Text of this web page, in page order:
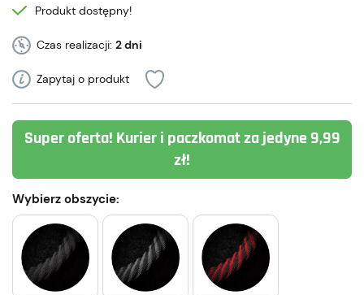
Produkt dostępny!
Czas realizacji: 2 dni
Zapytaj o produkt
Super oferta! Kurier i paczkomat za jedyne 9,99
zł!
Wybierz obszycie: